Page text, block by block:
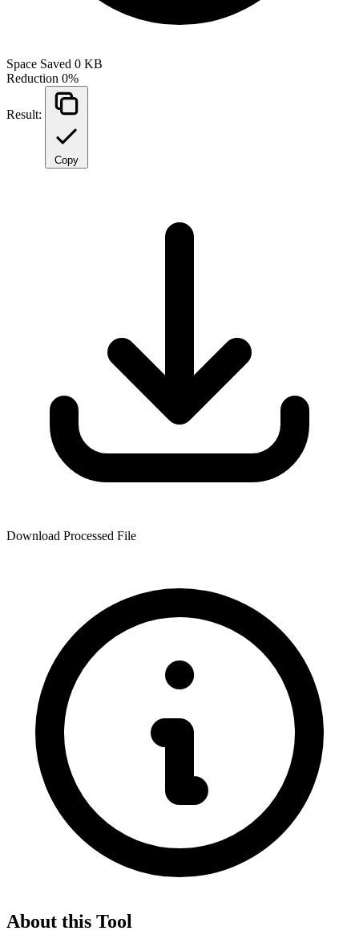
Space Saved 0 KB
Reduction 0%
Result:
Copy
Download Processed File
About this Tool